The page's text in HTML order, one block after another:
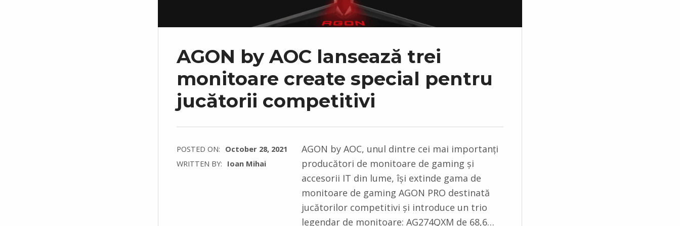
AGON by AOC lansează trei
monitoare create special pentru
jucătorii competitivi
POSTED ON: October 28, 2021
WRITTEN BY: Ioan Mihai
AGON by AOC, unul dintre cei mai importanți
producători de monitoare de gaming și
accesorii IT din lume, își extinde gama de
monitoare de gaming AGON PRO destinată
jucătorilor competitivi și introduce un trio
legendar de monitoare: AG274QXM de 68,6…